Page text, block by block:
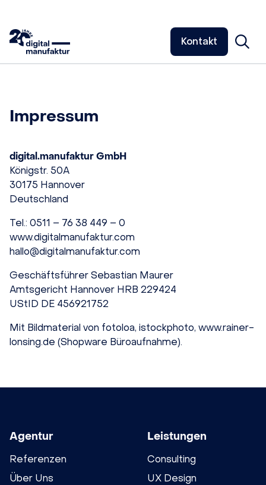
Kontakt
Impressum
digital.manufaktur GmbH
Königstr. 50A
30175 Hannover
Deutschland
Tel.: 0511 – 76 38 449 – 0
www.digitalmanufaktur.com
hallo@digitalmanufaktur.com
Geschäftsführer Sebastian Maurer
Amtsgericht Hannover HRB 229424
UStID DE 456921752
Mit Bildmaterial von fotoloa, istockphoto, www.rainer-
lonsing.de (Shopware Büroaufnahme).
Agentur
Referenzen
Über Uns
Leistungen
Consulting
UX Design